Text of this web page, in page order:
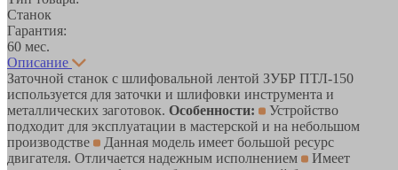
Станок
Гарантия:
60 мес.
Описание
Заточной станок с шлифовальной лентой ЗУБР ПТЛ-150
используется для заточки и шлифовки инструмента и
металлических заготовок. Особенности:
Устройство
подходит для эксплуатации в мастерской и на небольшом
производстве
Данная модель имеет большой ресурс
двигателя. Отличается надежным исполнением
Имеет